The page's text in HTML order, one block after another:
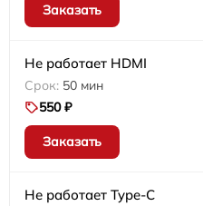
Заказать
Не работает HDMI
50 мин
550 ₽
Заказать
Не работает Type-C